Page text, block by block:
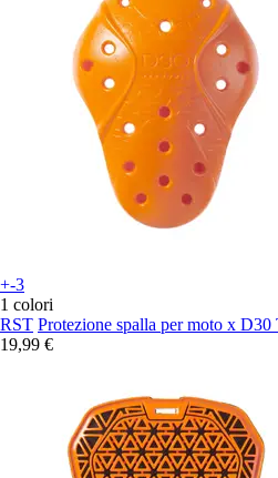
+-3
1 colori
RST Protezione spalla per moto x
19,99 €